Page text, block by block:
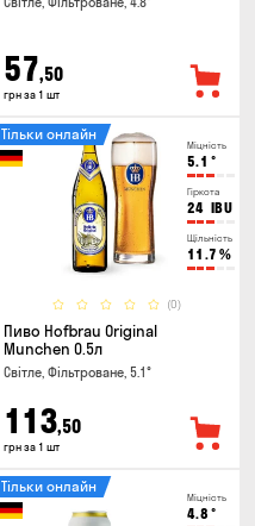
57,50
грн за 1 шт
Міцність
5.1 °
Гіркота
24 IBU
Щільність
11.7 %
(0)
Тільки онлайн
Пиво Hofbrau Original
Munchen 0.5л
Світле, Фільтроване, 5.1°
113,50
грн за 1 шт
Міцність
4.8 °
Тільки онлайн